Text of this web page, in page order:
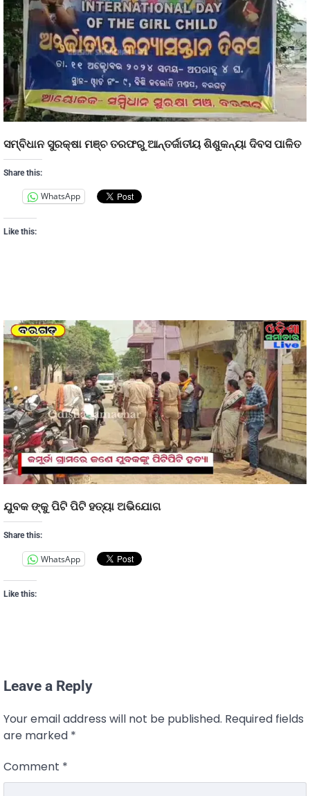
ସମ୍ବିଧାନ ସୁରକ୍ଷା ମଞ୍ଚ ତରଫରୁ ଆନ୍ତର୍ଜାତୀୟ ଶିଶୁକନ୍ୟା ଦିବସ ପାଳିତ
Share this:
WhatsApp
Like this:
ଯୁବକ ଙ୍କୁ ପିଟି ପିଟି ହତ୍ୟା ଅଭିଯୋଗ
Share this:
WhatsApp
Like this:
Leave a Reply
Your email address will not be published. Required fields
are marked *
Comment *